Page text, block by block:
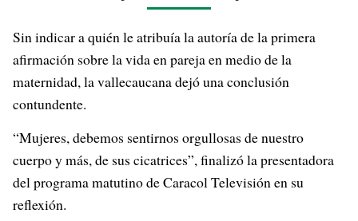
Sin indicar a quién le atribuía la autoría de la primera
afirmación sobre la vida en pareja en medio de la
maternidad, la vallecaucana dejó una conclusión
contundente.
“Mujeres, debemos sentirnos orgullosas de nuestro
cuerpo y más, de sus cicatrices”, finalizó la presentadora
del programa matutino de Caracol Televisión en su
reflexión.